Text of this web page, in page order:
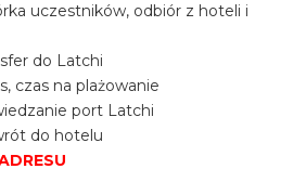
uczestników, odbiór z hoteli i
do Latchi
czas na plażowanie
port Latchi
do hotelu